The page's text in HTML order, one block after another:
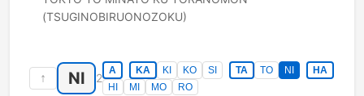
(TSUGINOBIRUONOZOKU)
↑ NI 2
A KA KI KO SI TA TO NI
HA
HI
MI MO RO